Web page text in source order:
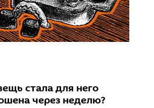
стала для него
через неделю?